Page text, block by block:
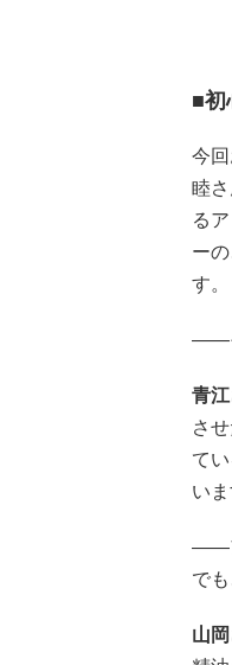
■初
今
睦
る
ー
す。
――
青
さ
て
いま
――
で
山